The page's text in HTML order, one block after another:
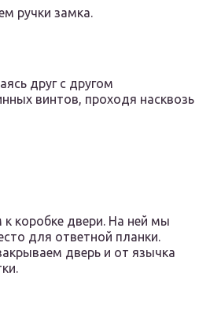
ручки замка.
друг с другом
винтов, проходя насквозь
коробке двери. На ней мы
для ответной планки.
дверь и от язычка